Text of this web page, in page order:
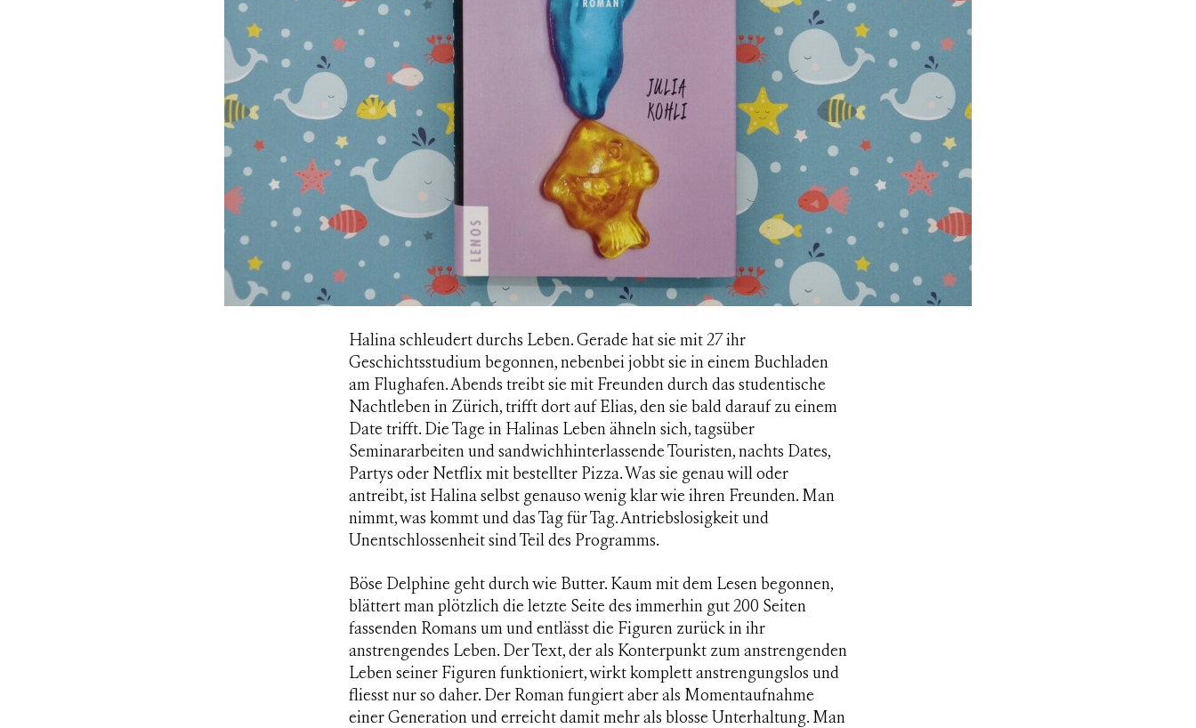
Halina schleudert durchs Leben. Gerade hat sie mit 27 ihr
Geschichtsstudium begonnen, nebenbei jobbt sie in einem Buchladen
am Flughafen. Abends treibt sie mit Freunden durch das studentische
Nachtleben in Zürich, trifft dort auf Elias, den sie bald darauf zu einem
Date trifft. Die Tage in Halinas Leben ähneln sich, tagsüber
Seminararbeiten und sandwichhinterlassende Touristen, nachts Dates,
Partys oder Netflix mit bestellter Pizza. Was sie genau will oder
antreibt, ist Halina selbst genauso wenig klar wie ihren Freunden. Man
nimmt, was kommt und das Tag für Tag. Antriebslosigkeit und
Unentschlossenheit sind Teil des Programms.
Böse Delphine geht durch wie Butter. Kaum mit dem Lesen begonnen,
blättert man plötzlich die letzte Seite des immerhin gut 200 Seiten
fassenden Romans um und entlässt die Figuren zurück in ihr
anstrengendes Leben. Der Text, der als Konterpunkt zum anstrengenden
Leben seiner Figuren funktioniert, wirkt komplett anstrengungslos und
fliesst nur so daher. Der Roman fungiert aber als Momentaufnahme
einer Generation und erreicht damit mehr als blosse Unterhaltung. Man